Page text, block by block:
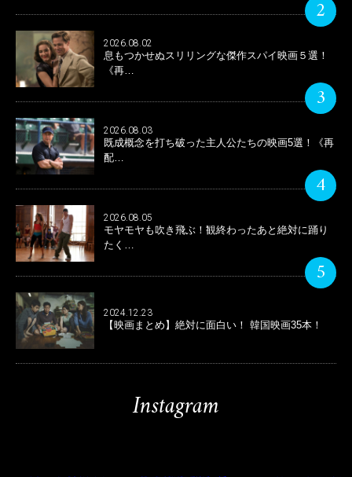
2
2026.08.02
息もつかせぬスリリングな傑作スパイ映画５選！
《再…
3
2026.08.03
既成概念を打ち破った主人公たちの映画5選！《再
配…
4
2026.08.05
モヤモヤも吹き飛ぶ！観終わったあと絶対に踊り
たく…
5
2024.12.23
【映画まとめ】絶対に面白い！ 韓国映画35本！
Instagram